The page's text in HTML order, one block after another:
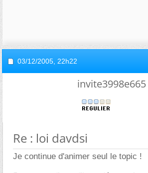
03/12/2005, 22h22
invite3998e665
Re : loi davdsi
Je continue d'animer seul le topic !